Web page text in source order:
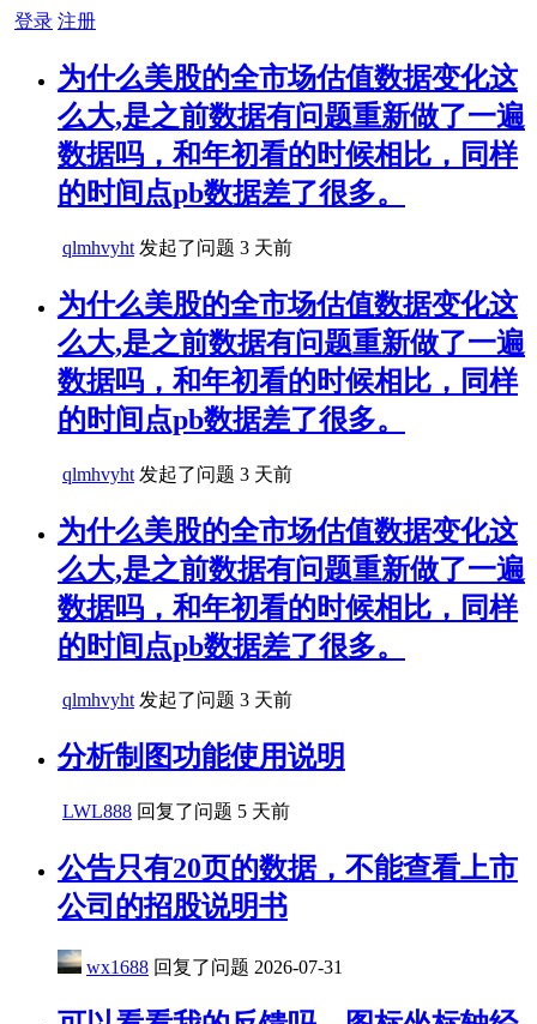
登录 注册
为什么美股的全市场估值数据变化这
么大,是之前数据有问题重新做了一遍
数据吗，和年初看的时候相比，同样
的时间点pb数据差了很多。
qlmhvyht 发起了问题 3 天前
为什么美股的全市场估值数据变化这
么大,是之前数据有问题重新做了一遍
数据吗，和年初看的时候相比，同样
的时间点pb数据差了很多。
qlmhvyht 发起了问题 3 天前
为什么美股的全市场估值数据变化这
么大,是之前数据有问题重新做了一遍
数据吗，和年初看的时候相比，同样
的时间点pb数据差了很多。
qlmhvyht发起了问题 3 天前
分析制图功能使用说明
LWL888 回复了问题 5 天前
公告只有20页的数据，不能查看上市
公司的招股说明书
wx1688 回复了问题 2026-07-31